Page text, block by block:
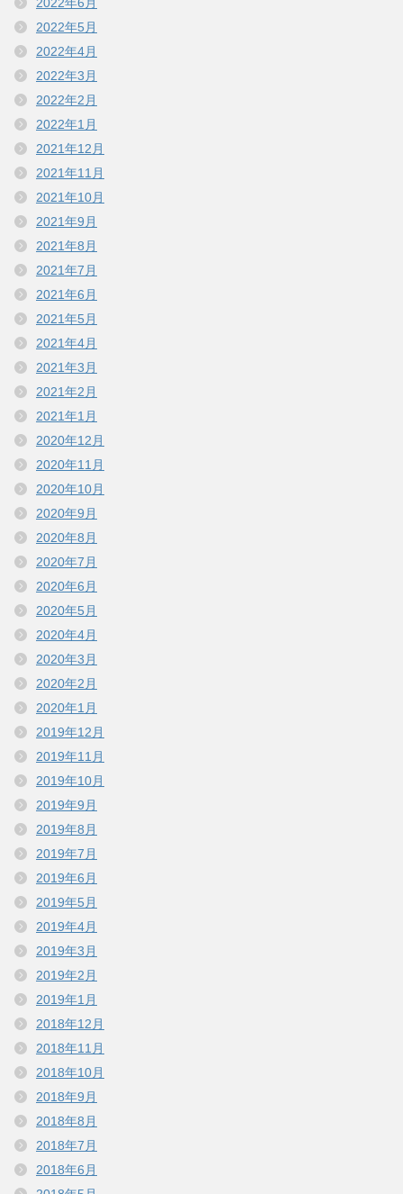
2022年5月
2022年4月
2022年3月
2022年2月
2022年1月
2021年12月
2021年11月
2021年10月
2021年9月
2021年8月
2021年7月
2021年6月
2021年5月
2021年4月
2021年3月
2021年2月
2021年1月
2020年12月
2020年11月
2020年10月
2020年9月
2020年8月
2020年7月
2020年6月
2020年5月
2020年4月
2020年3月
2020年2月
2020年1月
2019年12月
2019年11月
2019年10月
2019年9月
2019年8月
2019年7月
2019年6月
2019年5月
2019年4月
2019年3月
2019年2月
2019年1月
2018年12月
2018年11月
2018年10月
2018年9月
2018年8月
2018年7月
2018年6月